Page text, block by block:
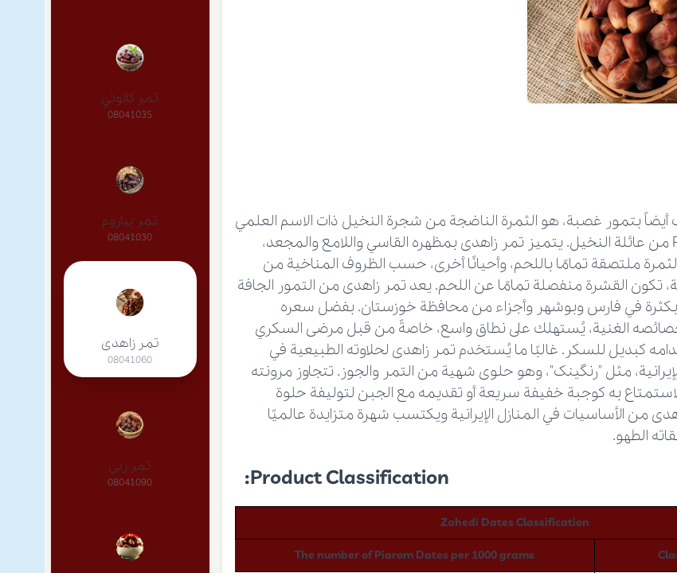
أيضاً بتمور غصبة، هو الثمرة الناضجة من شجرة النخيل ذات الاسم العلمي
Phoenix dactylifera من عائلة النخيل. يتميز تمر زاهدی بمظهره القاسي واللامع والمجعد،
ملتصقة تمامًا باللحم، وأحيانًا أخرى، حسب الظروف المناخية من
تكون القشرة منفصلة تمامًا عن اللحم. يعد تمر زاهدی من التمور الجافة
بكثرة في فارس وبوشهر وأجزاء من محافظة خوزستان. بفضل سعره
الغنية، يُستهلك على نطاق واسع، خاصةً من قبل مرضى السكري
كبديل للسكر. غالبًا ما يُستخدم تمر زاهدی لحلاوته الطبيعية في
مثل "رنگینک"، وهو حلوى شهية من التمر والجوز. تتجاوز مرونته
به كوجبة خفيفة سريعة أو تقديمه مع الجبن لتوليفة حلوة
من الأساسيات في المنازل الإيرانية ويكتسب شهرة متزايدة عالميًا
الطهو.
Product Classification:
Zahedi Dates Classification
The number of Piarom Dates per 1000 grams
تمر كالوتي
08041035
تمر بياروم
08041030
تمر زاهدی
08041060
تمر ربي
08041090